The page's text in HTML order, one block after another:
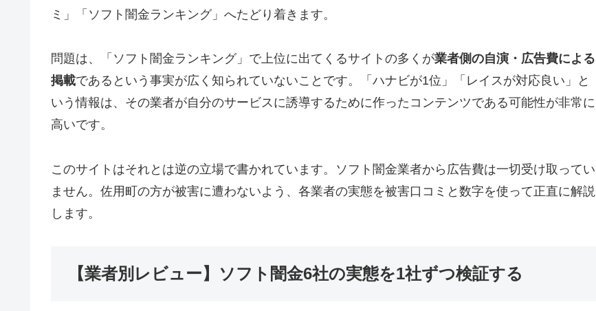
ミ」「ソフト闇金ランキング」へたどり着きます。
問題は、「ソフト闇金ランキング」で上位に出てくるサイトの多くが業者側の自演・広告費による
掲載であるという事実が広く知られていないことです。「ハナビが1位」「レイスが対応良い」と
いう情報は、その業者が自分のサービスに誘導するために作ったコンテンツである可能性が非常に
高いです。
このサイトはそれとは逆の立場で書かれています。ソフト闇金業者から広告費は一切受け取ってい
ません。佐用町の方が被害に遭わないよう、各業者の実態を被害口コミと数字を使って正直に解説
します。
【業者別レビュー】ソフト闇金6社の実態を1社ずつ検証する